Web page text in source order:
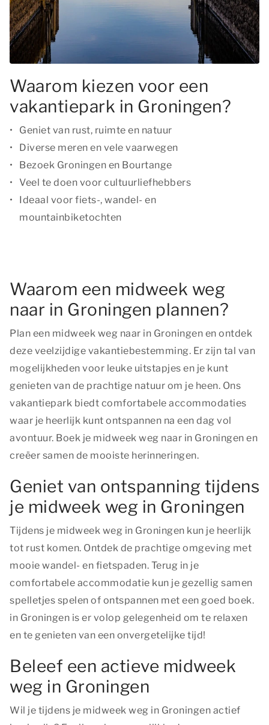
Waarom kiezen voor een
vakantiepark in Groningen?
Geniet van rust, ruimte en natuur
Diverse meren en vele vaarwegen
Bezoek Groningen en Bourtange
Veel te doen voor cultuurliefhebbers
Ideaal voor fiets-, wandel- en
mountainbiketochten
Waarom een midweek weg
naar in Groningen plannen?
Plan een midweek weg naar in Groningen en ontdek
deze veelzijdige vakantiebestemming. Er zijn tal van
mogelijkheden voor leuke uitstapjes en je kunt
genieten van de prachtige natuur om je heen. Ons
vakantiepark biedt comfortabele accommodaties
waar je heerlijk kunt ontspannen na een dag vol
avontuur. Boek je midweek weg naar in Groningen en
creëer samen de mooiste herinneringen.
Geniet van ontspanning tijdens
je midweek weg in Groningen
Tijdens je midweek weg in Groningen kun je heerlijk
tot rust komen. Ontdek de prachtige omgeving met
mooie wandel- en fietspaden. Terug in je
comfortabele accommodatie kun je gezellig samen
spelletjes spelen of ontspannen met een goed boek.
in Groningen is er volop gelegenheid om te relaxen
en te genieten van een onvergetelijke tijd!
Beleef een actieve midweek
weg in Groningen
Wil je tijdens je midweek weg in Groningen actief